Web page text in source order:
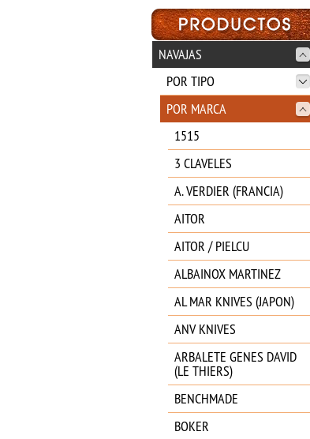
NAVAJAS
POR TIPO
POR MARCA
1515
3 CLAVELES
A. VERDIER (FRANCIA)
AITOR
AITOR / PIELCU
ALBAINOX MARTINEZ
AL MAR KNIVES (JAPON)
ANV KNIVES
ARBALETE GENES DAVID
(LE THIERS)
BENCHMADE
BOKER